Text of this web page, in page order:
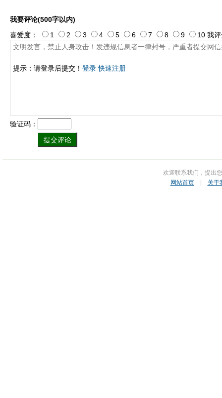
我要评论(500字以内)
提示：请登录后提交！ 登录 快速注册
喜爱度： 1 2 3 4 5 6 7 8 9 10 我评
验证码：
欢迎联系我们，提出
网站首页| 关于